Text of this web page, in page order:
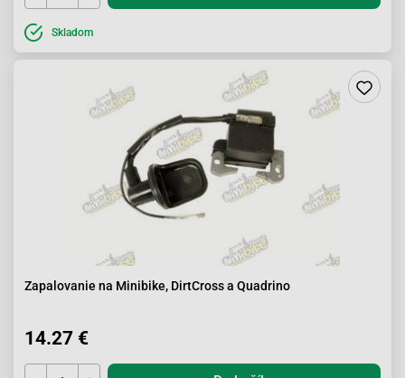
Skladom
Zapalovanie na Minibike, DirtCross a Quadrino
14.27 €